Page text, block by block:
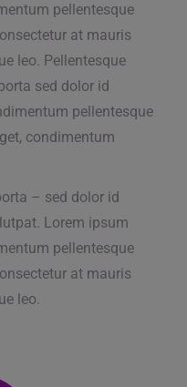
pellentesque
at mauris
leo. Pellentesque
sed dolor id
pellentesque
condimentum
– sed dolor id
Lorem ipsum
pellentesque
at mauris
leo.